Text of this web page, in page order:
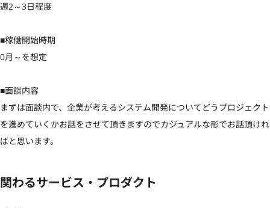
週2～3日程度
■稼働開始時期
0月～を想定
■面談内容
まずは面談内で、企業が考えるシステム開発についてどうプロジェクト
を進めていくかお話をさせて頂きますのでカジュアルな形でお話頂けれ
ばと思います。
関わるサービス・プロダクト